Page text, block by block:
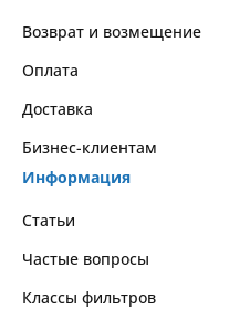
Возврат и возмещение
Оплата
Доставка
Бизнес-клиентам
Информация
Статьи
Частые вопросы
Классы фильтров